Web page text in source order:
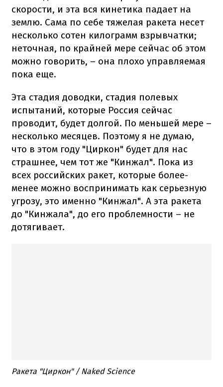
скорости, и эта вся кинетика падает на
землю. Сама по себе тяжелая ракета несет
несколько сотен килограмм взрывчатки;
неточная, по крайней мере сейчас об этом
можно говорить, – она плохо управляемая
пока еще.
Эта стадия доводки, стадия полевых
испытаний, которые Россия сейчас
проводит, будет долгой. По меньшей мере –
несколько месяцев. Поэтому я не думаю,
что в этом году "Циркон" будет для нас
страшнее, чем тот же "Кинжал". Пока из
всех российских ракет, которые более-
менее можно воспринимать как серьезную
угрозу, это именно "Кинжал". А эта ракета
до "Кинжала", до его проблемности – не
дотягивает.
Ракета "Циркон" / Naked Science